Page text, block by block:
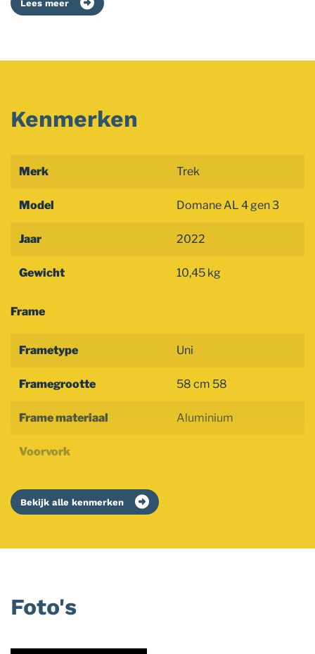
Lees meer
Kenmerken
Merk Trek
Model Domane AL 4 gen 3
Jaar 2022
Gewicht 10,45 kg
Frame
Frametype Uni
Framegrootte 58 cm 58
Frame materiaal Aluminium
Voorvork
Bekijk alle kenmerken
Foto's